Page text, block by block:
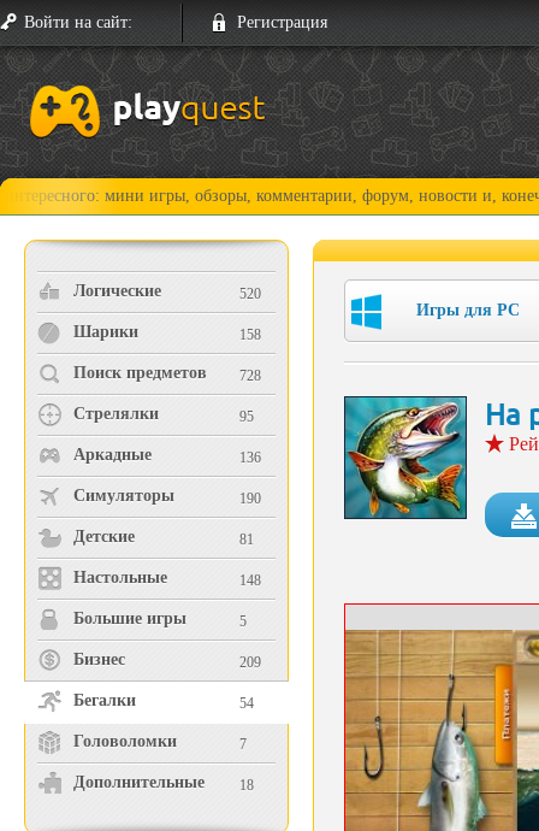
Войти на сайт: Регистрация
мини игры, обзоры, комментарии, форум, новости и, конечно,
Логические 520
Шарики 158
Поиск предметов 728
Стрелялки 95
Аркадные 136
Симуляторы 190
Детские 81
Настольные 148
Большие игры 5
Бизнес 209
Бегалки 54
Головоломки 7
Дополнительные 18
Игры для PC
На